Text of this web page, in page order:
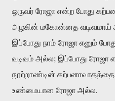
ஒருவர் ரோஜா என்ற போது
அழகின் மகோன்னத வடிவமாய்
இப்போது நாம் ரோஜா எனும்
வடிவம் அல்ல; இப்போது ரோஜா
நூற்றாண்டின்
உண்மையான ரோஜா அல்ல.